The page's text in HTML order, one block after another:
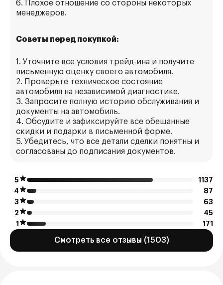
6. Плохое отношение со стороны некоторых
менеджеров.
Советы перед покупкой:
1. Уточните все условия трейд-ина и получите
письменную оценку своего автомобиля.
2. Проверьте техническое состояние
автомобиля на независимой диагностике.
3. Запросите полную историю обслуживания и
документы на автомобиль.
4. Обсудите и зафиксируйте все обещанные
скидки и подарки в письменной форме.
5. Убедитесь, что все детали сделки понятны и
согласованы до подписания документов.
5
1137
4
87
3
63
2
45
1
171
Смотреть все отзывы (1503)